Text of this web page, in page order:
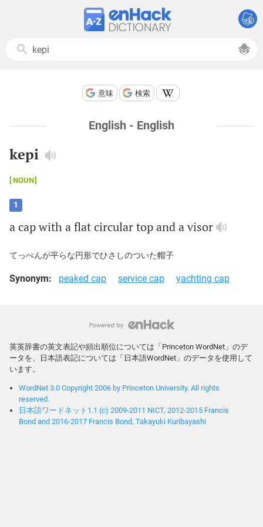
意味 検索
English - English
kepi
NOUN
1
acapwithaflatcirculartopandavisor
てっぺんが平らな円形でひさしのついた帽子
Synonym: peaked cap service cap yachting cap
英英辞書の英文表記や頻出順位については「Princeton WordNet」のデ
ータを、日本語表記については「日本語WordNet」のデータを使用して
います。
WordNet 3.0 Copyright 2006 by Princeton University. All rights
reserved.
日本語ワードネット1.1 (c) 2009-2011 NICT, 2012-2015 Francis
Bond and 2016-2017 Francis Bond, Takayuki Kuribayashi